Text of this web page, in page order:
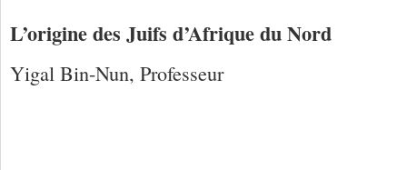
L’origine des Juifs d’Afrique du Nord
Yigal Bin-Nun, Professeur